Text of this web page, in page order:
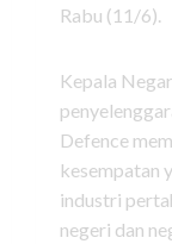
Rabu (11/6).
Kepala
Defence
kesempatan
industri
negeri dan